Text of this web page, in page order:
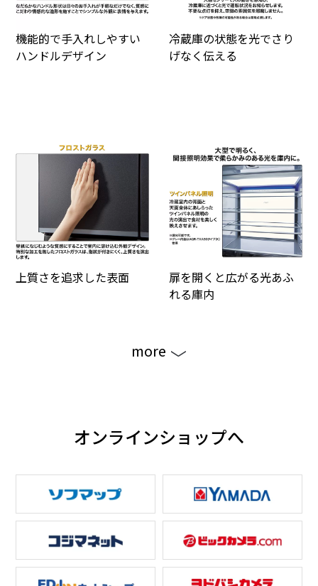
機能的で手入れしやすい
ハンドルデザイン
冷蔵庫の状態を光でさり
げなく伝える
上質さを追求した表面
扉を開くと広がる光あふ
れる庫内
食材を明るく照らすLED
庫内の奥まで見渡すこと
ができ、キッチンにフィ
ットする薄さ。
more
オンラインショップへ